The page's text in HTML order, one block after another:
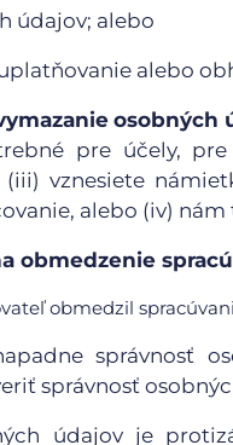
údajov; alebo
alebo
osobných
pre účely,
vznesiete
alebo (iv)
obmedzenie
obmedzil
správnosť
správnosť
údajov je